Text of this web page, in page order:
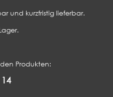
und kurzfristig lieferbar.
Produkten: